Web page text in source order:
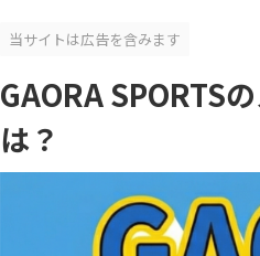
当サイトは広告を含みます
GAORA SPORTS
は？